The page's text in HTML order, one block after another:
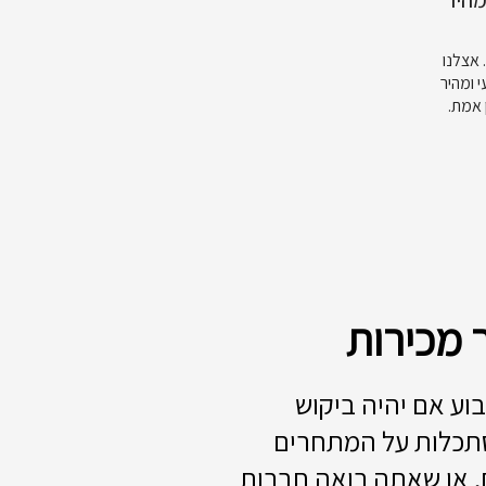
ומהיר
אמת.
מכירות
אם יהיה ביקוש
על המתחרים
או שאתה רואה חברות